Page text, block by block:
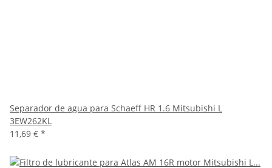
Separador de agua para Schaeff HR 1.6 Mitsubishi L
3EW262KL
11,69 € *